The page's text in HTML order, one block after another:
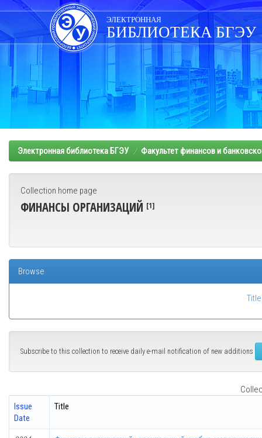
Skip
navigation
ЭЛЕКТРОННАЯ
БИБЛИОТЕКА БГЭУ
Электронная библиотека БГЭУ Факультет финансов и
Collection home page
ФИНАНСЫ ОРГАНИЗАЦИЙ [1]
Browse
Title
Subscribe to this collection to receive daily e-mail notification of new additions
Issue
Date
Title